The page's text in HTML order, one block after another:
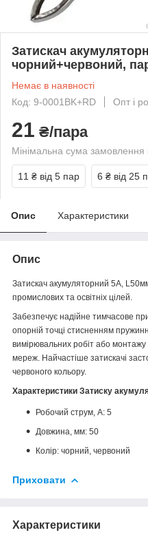
Затискач
чорний+червоний,
Немає в наявності
Код: 9-0001BK+RD
Опт і
21 ₴/пара
Мінімальна сума
11 ₴ від 5 пар 6 ₴ від 25
Опис Характеристики
Опис
Затискач акумуляторний 5А,
промислових та освітніх цілей.
Забезпечує надійне тимчасове
опорній точці стисненням
вимірювальних робіт або
мереж. Найчастіше затискачі
червоного кольору.
Характеристики Затиску
Робочий струм, А: 5
Довжина, мм: 50
Колір: чорний, червоний
Приховати
Характеристики